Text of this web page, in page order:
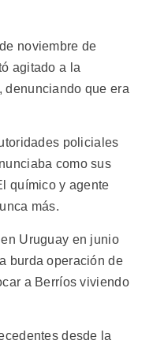
noviembre de
agitado a la
denunciando que era
policiales
como sus
químico y agente
más.
Uruguay en junio
burda operación de
a Berríos viviendo
desde la